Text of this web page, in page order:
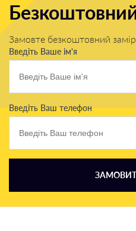
Замовте безкоштовний
Введіть Ваше ім'я
Введіть Ваш телефон